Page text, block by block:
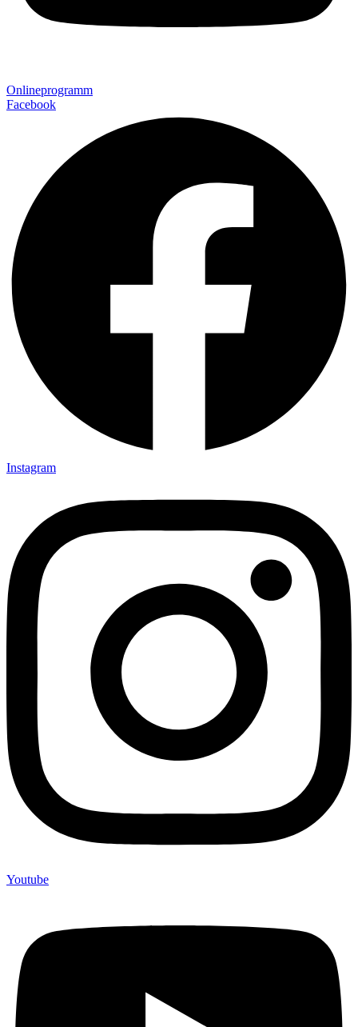
Onlineprogramm
Facebook
Instagram
Youtube